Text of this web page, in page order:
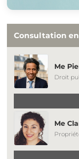
Consultation
Me
Droit
Me